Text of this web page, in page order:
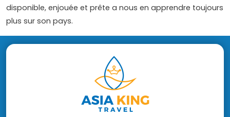
disponible, enjouée et prête a nous en apprendre toujours
plus sur son pays.